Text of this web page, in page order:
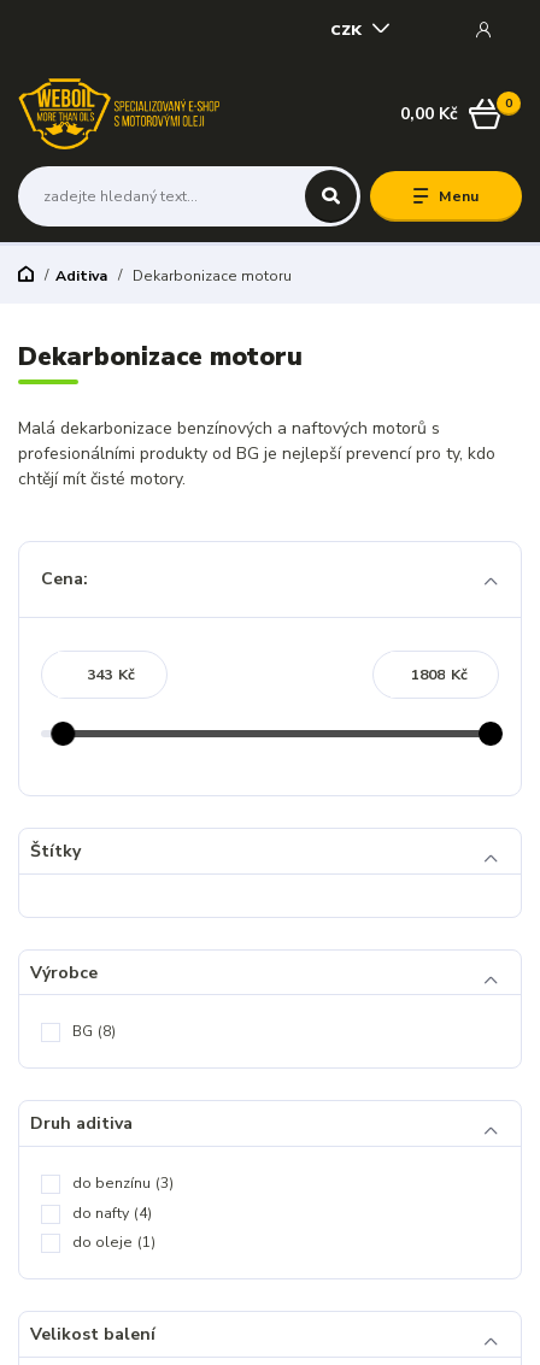
Menu
CZK
0
0,00 Kč
Aditiva Dekarbonizace motoru
Dekarbonizace motoru
Malá dekarbonizace benzínových a naftových motorů s
profesionálními produkty od BG je nejlepší prevencí pro ty, kdo
chtějí mít čisté motory.
Cena:
Kč Kč
Štítky
Výrobce
BG (8)
Druh aditiva
do benzínu (3)
do nafty (4)
do oleje (1)
Velikost balení